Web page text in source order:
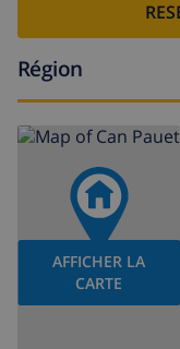
Région
AFFICHER LA
CARTE